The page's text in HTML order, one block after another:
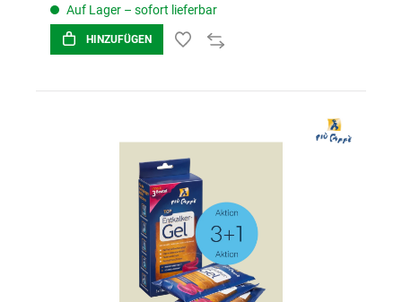
Auf Lager – sofort lieferbar
HINZUFÜGEN